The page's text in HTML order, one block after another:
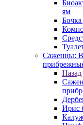
ям
Саженцы:
Назад
Ирис